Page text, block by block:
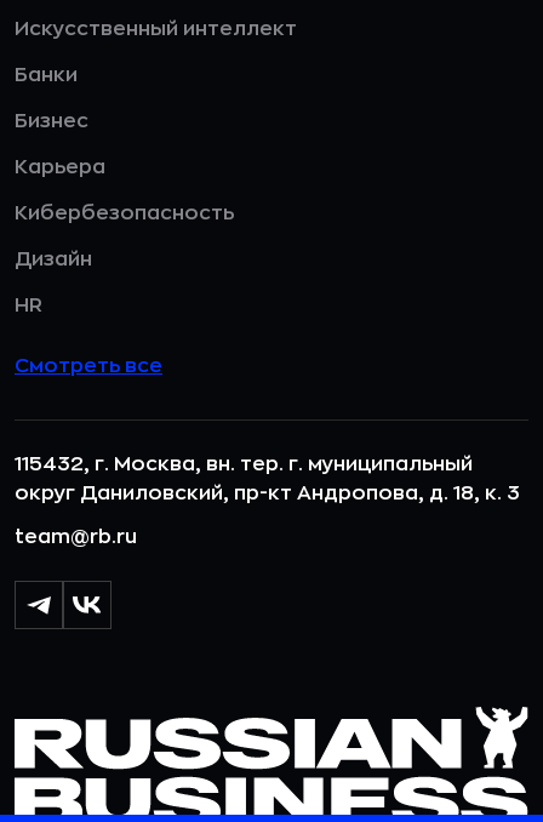
Искусственный интеллект
Банки
Бизнес
Карьера
Кибербезопасность
Дизайн
HR
Смотреть все
115432, г. Москва, вн. тер. г. муниципальный
округ Даниловский, пр-кт Андропова, д. 18, к. 3
team@rb.ru